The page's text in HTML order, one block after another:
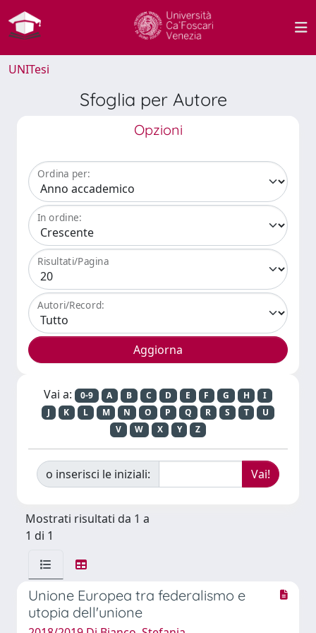
UNITesi
Sfoglia per Autore
Opzioni
Ordina per:
In ordine:
Risultati/Pagina
Autori/Record:
Vai a: 0-9 A B C D E F G H
I
J
K L M N O P Q R S T
U
V
W X Y Z
o inserisci le iniziali:
Mostrati risultati da 1 a
1 di 1
Unione Europea tra federalismo e
utopia dell'unione